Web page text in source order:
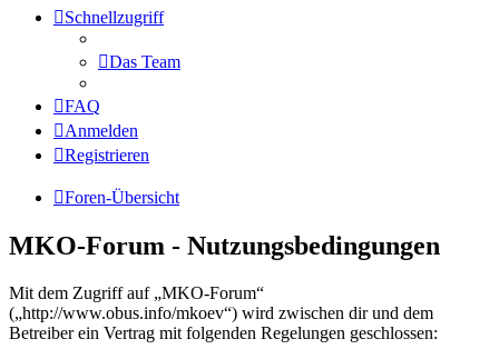
Schnellzugriff
Das Team
FAQ
Anmelden
Registrieren
Foren-Übersicht
MKO-Forum - Nutzungsbedingungen
Mit dem Zugriff auf „MKO-Forum“
(„http://www.obus.info/mkoev“) wird zwischen dir und dem
Betreiber ein Vertrag mit folgenden Regelungen geschlossen: